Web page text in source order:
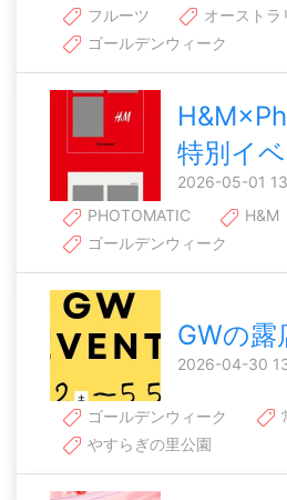
フルーツ
オーストラ
ゴールデンウィーク
特別イ
2026-05-01
PHOTOMATIC
H&M
ゴールデンウィーク
GWの露
2026-04-30
ゴールデンウィーク
やすらぎの里公園